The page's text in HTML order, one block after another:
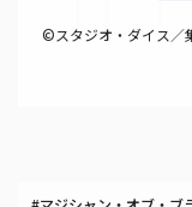
©スタジオ・ダイス／